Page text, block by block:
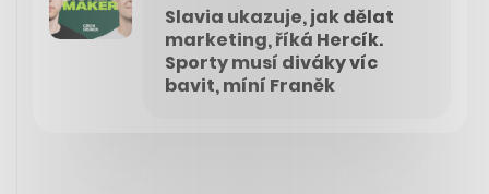
Slavia ukazuje, jak dělat
marketing, říká Hercík.
Sporty musí diváky víc
bavit, míní Franěk